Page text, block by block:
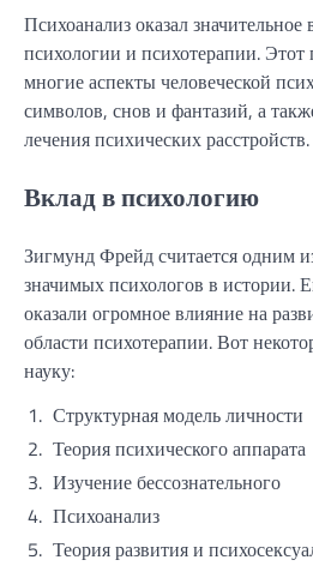
Психоанализ оказал
психологии и психотерапии.
многие аспекты человеческой
символов, снов и фантазий, а
лечения психических расстройств.
Вклад в психологию
Зигмунд Фрейд считается одним
значимых психологов в истории.
оказали огромное влияние на
области психотерапии. Вот
науку:
1. Структурная модель личности
2. Теория психического аппарата
3. Изучение бессознательного
4. Психоанализ
5. Теория развития и